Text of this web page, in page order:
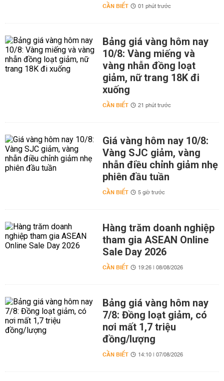
CẦN BIẾT 01 phút trước
Bảng giá vàng hôm nay
10/8: Vàng miếng và
vàng nhẫn đồng loạt
giảm, nữ trang 18K đi
xuống
CẦN BIẾT 21 phút trước
Giá vàng hôm nay 10/8:
Vàng SJC giảm, vàng
nhẫn điều chỉnh giảm nhẹ
phiên đầu tuần
CẦN BIẾT 5 giờ trước
Hàng trăm doanh nghiệp
tham gia ASEAN Online
Sale Day 2026
CẦN BIẾT 19:26 | 08/08/2026
Bảng giá vàng hôm nay
7/8: Đồng loạt giảm, có
nơi mất 1,7 triệu
đồng/lượng
CẦN BIẾT 14:10 | 07/08/2026